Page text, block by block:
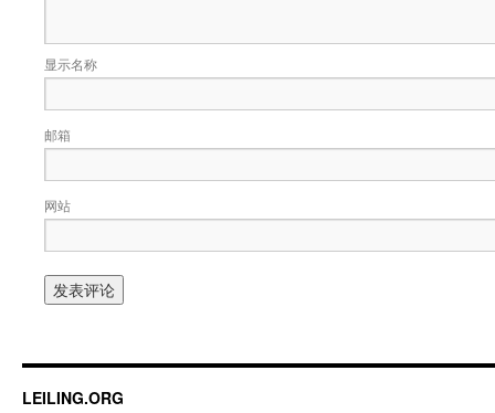
显示名称
邮箱
网站
LEILING.ORG